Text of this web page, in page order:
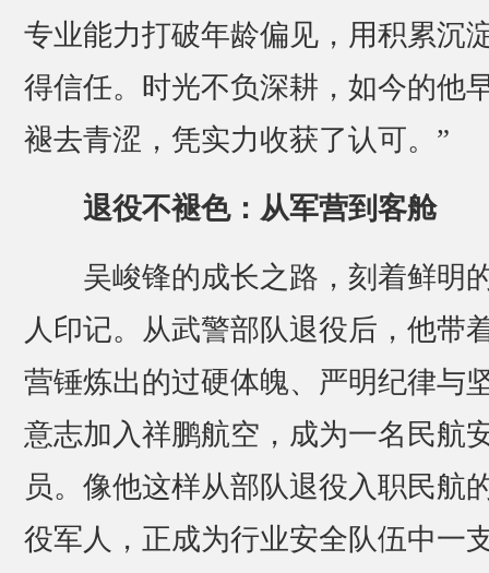
专业能力打破年龄偏见，用积累沉
得信任。时光不负深耕，如今的他
褪去青涩，凭实力收获了认可。”
退役不褪色：从军营到客舱
吴峻锋的成长之路，刻着鲜明
人印记。从武警部队退役后，他带
营锤炼出的过硬体魄、严明纪律与
意志加入祥鹏航空，成为一名民航
员。像他这样从部队退役入职民航
役军人，正成为行业安全队伍中一